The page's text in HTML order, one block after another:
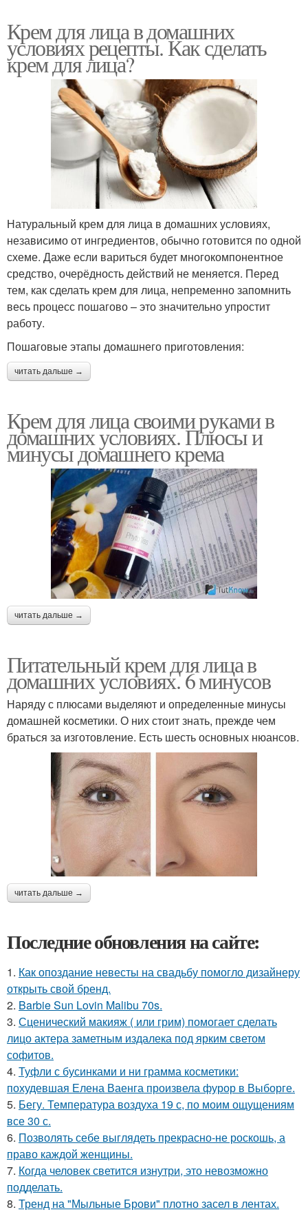
Крем для лица в домашних
условиях рецепты. Как сделать
крем для лица?
Натуральный крем для лица в домашних условиях,
независимо от ингредиентов, обычно готовится по одной
схеме. Даже если вариться будет многокомпонентное
средство, очерёдность действий не меняется. Перед
тем, как сделать крем для лица, непременно запомнить
весь процесс пошагово – это значительно упростит
работу.
Пошаговые этапы домашнего приготовления:
читать дальше →
Крем для лица своими руками в
домашних условиях. Плюсы и
минусы домашнего крема
читать дальше →
Питательный крем для лица в
домашних условиях. 6 минусов
Наряду с плюсами выделяют и определенные минусы
домашней косметики. О них стоит знать, прежде чем
браться за изготовление. Есть шесть основных нюансов.
читать дальше →
Последние обновления на сайте:
1. Как опоздание невесты на свадьбу помогло дизайнеру
открыть свой бренд.
2. Barbie Sun Lovin Malibu 70s.
3. Сценический макияж ( или грим) помогает сделать
лицо актера заметным издалека под ярким светом
софитов.
4. Туфли с бусинками и ни грамма косметики:
похудевшая Елена Ваенга произвела фурор в Выборге.
5. Бегу. Температура воздуха 19 с, по моим ощущениям
все 30 с.
6. Позволять себе выглядеть прекрасно-не роскошь, а
право каждой женщины.
7. Когда человек светится изнутри, это невозможно
подделать.
8. Тренд на "Мыльные Брови" плотно засел в лентах.